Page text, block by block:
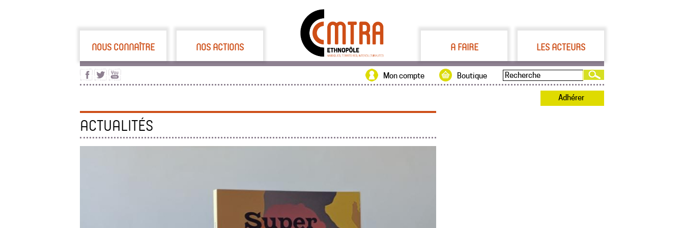
NOUS CONNAÎTRE NOS ACTIONS A FAIRE LES ACTEURS
Boutique
Mon compte
Adhérer
ACTUALITÉS